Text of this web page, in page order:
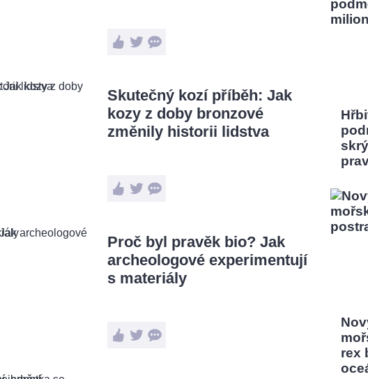
Skutečný kozí příběh: Jak
kozy z doby bronzové
změnily historii lidstva
Proč byl pravěk bio? Jak
archeologové experimentují
s materiály
rex